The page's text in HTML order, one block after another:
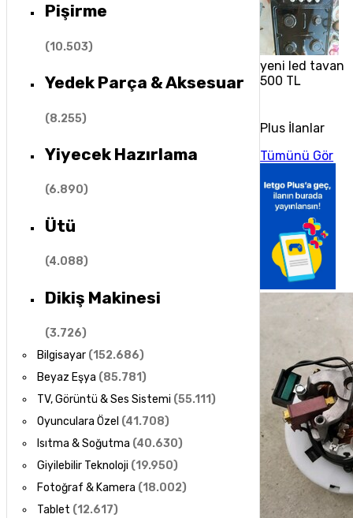
Pişirme
(10.503)
Yedek Parça & Aksesuar
(8.255)
Yiyecek Hazırlama
(6.890)
Ütü
(4.088)
Dikiş Makinesi
(3.726)
Bilgisayar (152.686)
Beyaz Eşya (85.781)
TV, Görüntü & Ses Sistemi (55.111)
Oyunculara Özel (41.708)
Isıtma & Soğutma (40.630)
Giyilebilir Teknoloji (19.950)
Fotoğraf & Kamera (18.002)
Tablet (12.617)
yeni led tavan
500 TL
Plus İlanlar
Tümünü Gör